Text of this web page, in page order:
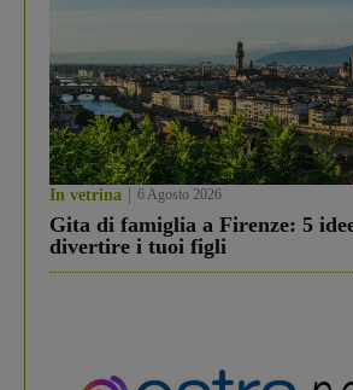
In vetrina 6 Agosto 2026
Gita di famiglia a Firenze: 5
divertire i tuoi figli